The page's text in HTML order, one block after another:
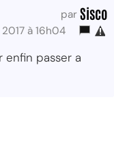
par Sisco
à 16h04
enfin passer a